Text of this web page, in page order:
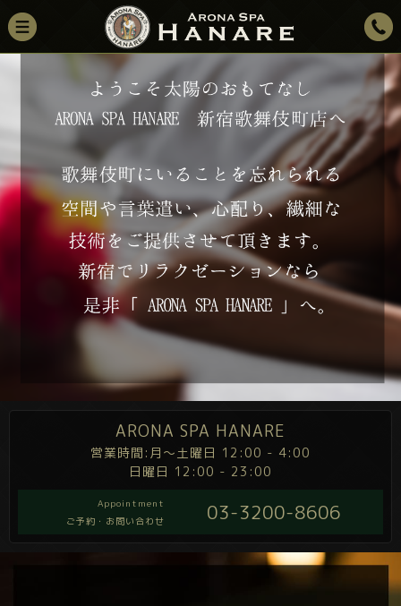
ARONA SPA HANARE
営業時間:月～土曜日 12:00 - 4:00
日曜日 12:00 - 23:00
Appointment
ご予約・お問い合わせ
03-3200-8606